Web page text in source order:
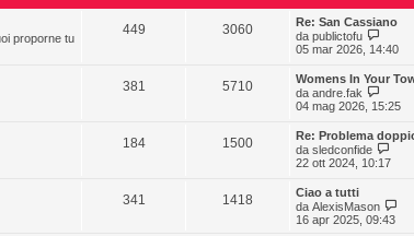
i
o
e
s
a
g
o
m
o
m
s
s
a
g
o
proporne tu
449 3060
Re: San Cassiano
da publictofu
e
u
l
t
m
o
m
s
a
05 mar 2026, 14:40
381 5710
Womens In Your
da andre.fak
e
i
u
l
t
o
m
04 mag 2026, 15:25
184 1500
Re: Problema
da sledconfide
u
l
t
22 ott 2024, 10:17
341 1418
Ciao a tutti
da AlexisMason
16 apr 2025, 09:43